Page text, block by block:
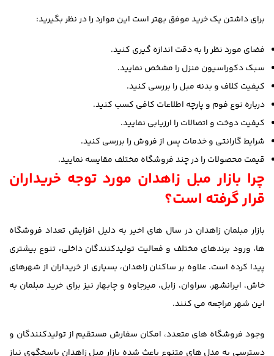
برای داشتن یک خرید موفق بهتر است این موارد را در نظر بگیرید:
فضای مورد نظر را به دقت اندازه گیری کنید.
سبک دکوراسیون منزل را مشخص نمایید.
کیفیت کلاف و بدنه مبل را بررسی کنید.
درباره نوع فوم و پارچه اطلاعات کافی کسب کنید.
کیفیت دوخت و اتصالات را ارزیابی نمایید.
شرایط گارانتی و خدمات پس از فروش را بررسی کنید.
قیمت محصولات را در چند فروشگاه مختلف مقایسه نمایید.
چرا بازار مبل زاهدان مورد توجه خریداران
قرار گرفته است؟
بازار مبلمان زاهدان در سال های اخیر به دلیل افزایش تعداد فروشگاه
ها، ورود برندهای مختلف و فعالیت تولیدکنندگان داخلی، تنوع بیشتری
پیدا کرده است. علاوه بر ساکنان زاهدان، بسیاری از خریداران از شهرهای
خاش، ایرانشهر، سراوان، زابل، میرجاوه و چابهار نیز برای خرید مبلمان به
این شهر مراجعه می کنند.
وجود فروشگاه های متعدد، امکان سفارش مستقیم از تولیدکنندگان و
دسترسی به مدل های متنوع باعث شده بازار مبل زاهدان پاسخگوی نیاز